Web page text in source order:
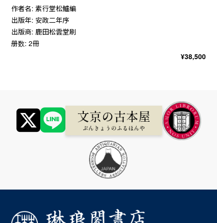
作者名: 素行堂松鱸編
出版年: 安政二年序
出版商: 鹿田松雲堂刷
册数: 2冊
¥38,500